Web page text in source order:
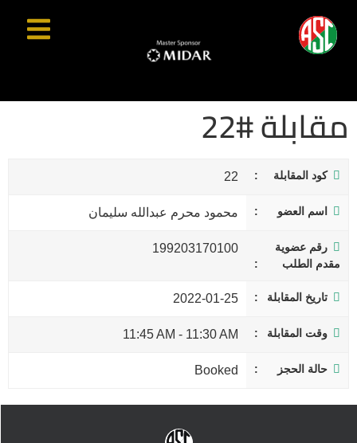
مقابلة #22
كود المقابلة 22
اسم العضو محمود محرم عبدالله سليمان
رقم عضوية
مقدم الطلب
199203170100
تاريخ المقابلة 2022-01-25
وقت المقابلة 11:30 AM
-
11:45 AM
حالة الحجز Booked